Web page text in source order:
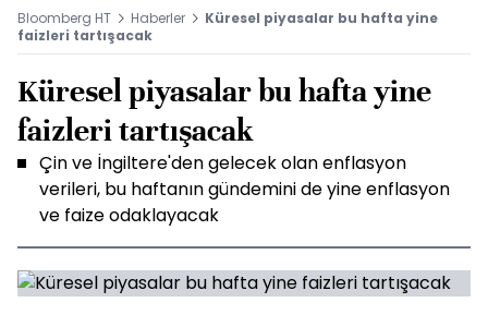
Bloomberg HT Haberler
Küresel piyasalar bu hafta yine
faizleri tartışacak
Küresel piyasalar bu hafta yine
faizleri tartışacak
Çin ve İngiltere'den gelecek olan enflasyon
verileri, bu haftanın gündemini de yine enflasyon
ve faize odaklayacak